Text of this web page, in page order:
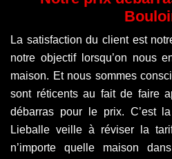
La satisfaction du client est
notre objectif lorsqu’on nous
maison. Et nous sommes
sont réticents au fait de faire
débarras pour le prix. C’est
Lieballe veille à réviser la
n’importe quelle maison